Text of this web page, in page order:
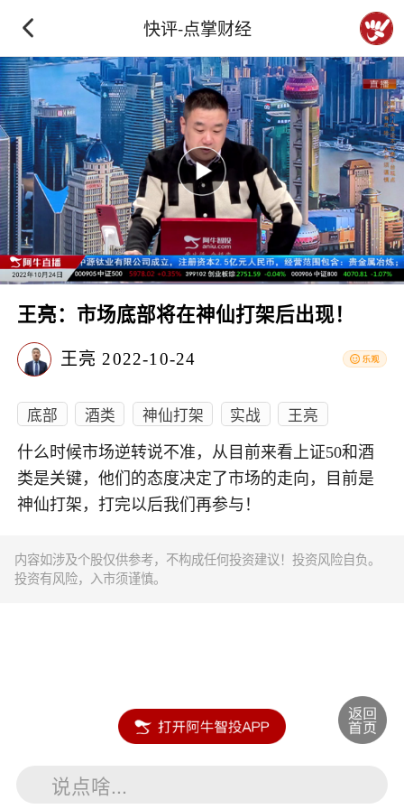
快评-点掌财经
王亮：市场底部将在神仙打架后出现！
王亮 2022-10-24
底部 酒类 神仙打架 实战 王亮
什么时候市场逆转说不准，从目前来看上证50和酒
类是关键，他们的态度决定了市场的走向，目前是
神仙打架，打完以后我们再参与！
内容如涉及个股仅供参考，不构成任何投资建议！投资风险自负。
投资有风险，入市须谨慎。
说点啥...